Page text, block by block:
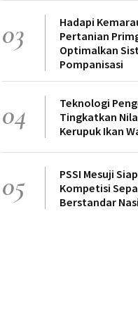
03
Hadapi
Pertanian
Optimalkan
Pompanisasi
04
Teknologi
Tingkatkan
Kerupuk Ikan
05
PSSI Mesuji
Kompetisi
Berstandar